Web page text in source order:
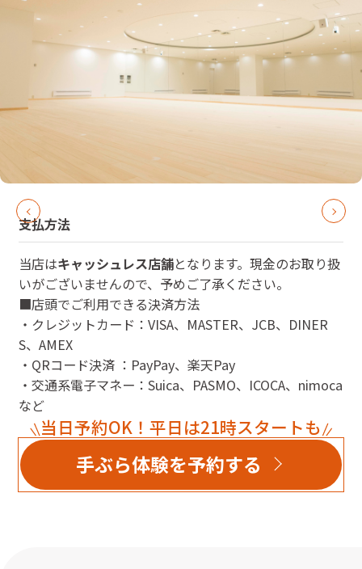
支払方法
当店はキャッシュレス店舗となります。現金のお取り扱
いがございませんので、予めご了承ください。
■店頭でご利用できる決済方法
・クレジットカード：VISA、MASTER、JCB、DINER
S、AMEX
・QRコード決済 ：PayPay、楽天Pay
・交通系電子マネー：Suica、PASMO、ICOCA、nimoca
など
当日予約OK！平日は21時スタートも
手ぶら体験を予約する